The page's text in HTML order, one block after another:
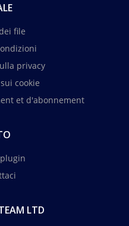
file
privacy
cookie
et d'abonnement
LTD